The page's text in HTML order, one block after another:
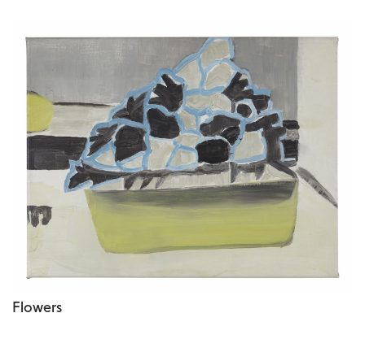
Flowers